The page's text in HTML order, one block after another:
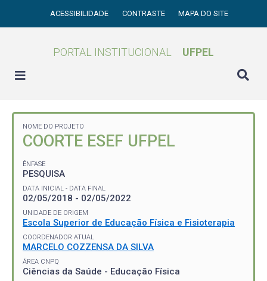
ACESSIBILIDADE CONTRASTE MAPA DO SITE
PORTAL INSTITUCIONAL UFPEL
NOME DO PROJETO
COORTE ESEF UFPEL
ÊNFASE
PESQUISA
DATA INICIAL - DATA FINAL
02/05/2018 - 02/05/2022
UNIDADE DE ORIGEM
Escola Superior de Educação Física e Fisioterapia
COORDENADOR ATUAL
MARCELO COZZENSA DA SILVA
ÁREA CNPQ
Ciências da Saúde - Educação Física